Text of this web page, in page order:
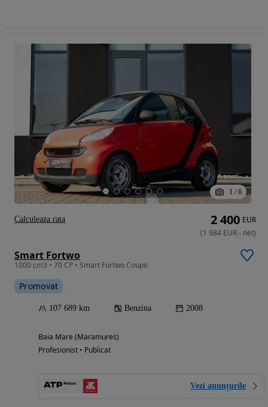
1 / 6
Smart Fortwo
1000 cm3 • 70 CP • Smart Fortwo Coupe
Promovat
107 689 km Benzina 2008
Baia Mare (Maramures)
Profesionist • Publicat
Vezi anunțurile
2 400 EUR
(1 984 EUR- net)
Calculeaza rata